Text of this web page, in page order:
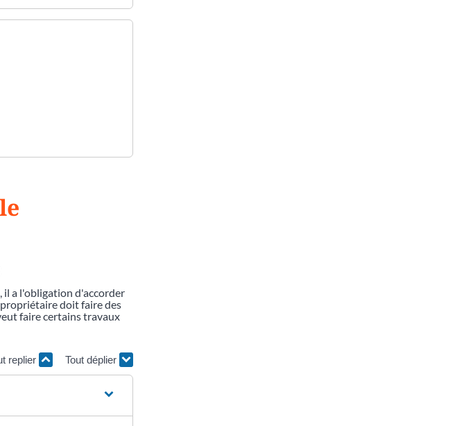
il a l'obligation d'accorder
doit faire des
faire certains travaux
replier Tout déplier